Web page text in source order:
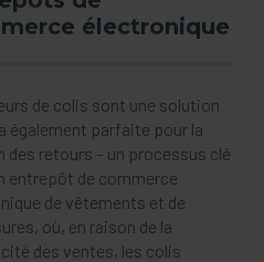
électronique
de colis sont une solution
également parfaite pour la
des retours – un processus clé
entrepôt de commerce
de vêtements et de
où, en raison de la
des ventes, les colis